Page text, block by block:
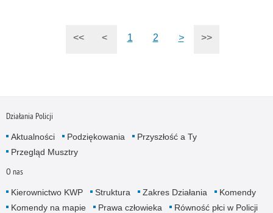
<< < 1 2 > >>
Działania Policji
Aktualności Podziękowania
Przyszłość a Ty
Przegląd Musztry
O nas
Kierownictwo KWP Struktura Zakres Działania
Komendy
Komendy na mapie
Prawa człowieka Równość płci w Policji